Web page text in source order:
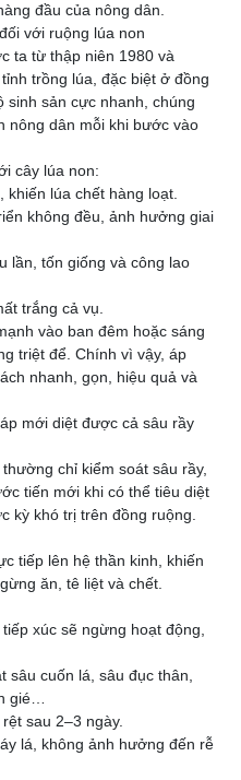
đầu của nông dân.
với ruộng lúa non
ta từ thập niên 1980 và
trồng lúa, đặc biệt ở đồng
sinh sản cực nhanh, chúng
nông dân mỗi khi bước vào
cây lúa non:
lúa chết hàng loạt.
không đều, ảnh hưởng giai
lần, tốn giống và công lao
trắng cả vụ.
vào ban đêm hoặc sáng
triệt để. Chính vì vậy, áp
nhanh, gọn, hiệu quả và
mới diệt được cả sâu rầy
chỉ kiểm soát sâu rầy,
tiến mới khi có thể tiêu diệt
kỳ khó trị trên đồng ruộng.
tiếp lên hệ thần kinh, khiến
ăn, tê liệt và chết.
xúc sẽ ngừng hoạt động,
sâu cuốn lá, sâu đục thân,
gié…
sau 2–3 ngày.
lá, không ảnh hưởng đến rễ